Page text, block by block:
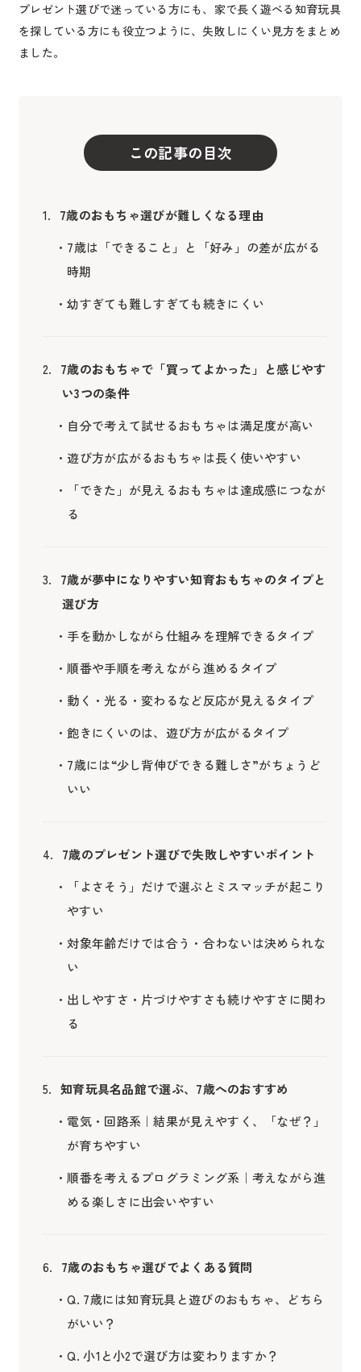
プレゼント選びで迷っている方にも、家で長く遊べる知育玩具
を探している方にも役立つように、失敗しにくい見方をまとめ
ました。
この記事の目次
7歳のおもちゃ選びが難しくなる理由
7歳は「できること」と「好み」の差が広がる
時期
幼すぎても難しすぎても続きにくい
7歳のおもちゃで「買ってよかった」と感じやす
い3つの条件
自分で考えて試せるおもちゃは満足度が高い
遊び方が広がるおもちゃは長く使いやすい
「できた」が見えるおもちゃは達成感につなが
る
7歳が夢中になりやすい知育おもちゃのタイプと
選び方
手を動かしながら仕組みを理解できるタイプ
順番や手順を考えながら進めるタイプ
動く・光る・変わるなど反応が見えるタイプ
飽きにくいのは、遊び方が広がるタイプ
7歳には“少し背伸びできる難しさ”がちょうど
いい
7歳のプレゼント選びで失敗しやすいポイント
「よさそう」だけで選ぶとミスマッチが起こり
やすい
対象年齢だけでは合う・合わないは決められな
い
出しやすさ・片づけやすさも続けやすさに関わ
る
知育玩具名品館で選ぶ、7歳へのおすすめ
電気・回路系｜結果が見えやすく、「なぜ？」
が育ちやすい
順番を考えるプログラミング系｜考えながら進
める楽しさに出会いやすい
7歳のおもちゃ選びでよくある質問
Q. 7歳には知育玩具と遊びのおもちゃ、どちら
がいい？
Q. 小1と小2で選び方は変わりますか？